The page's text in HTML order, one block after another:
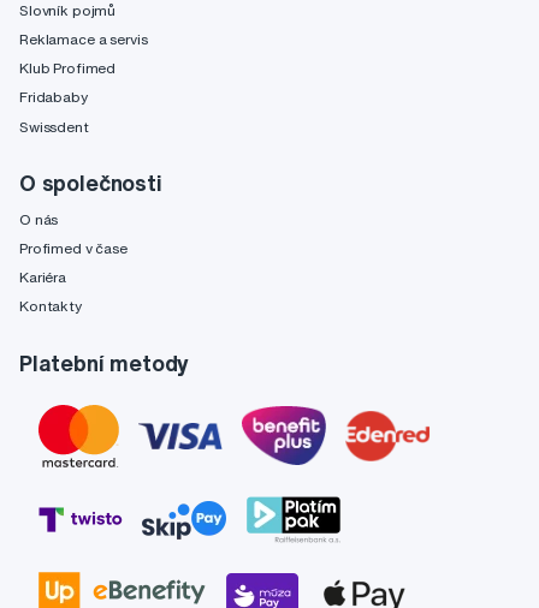
Slovník pojmů
Reklamace a servis
Klub Profimed
Fridababy
Swissdent
O společnosti
O nás
Profimed v čase
Kariéra
Kontakty
Platební metody